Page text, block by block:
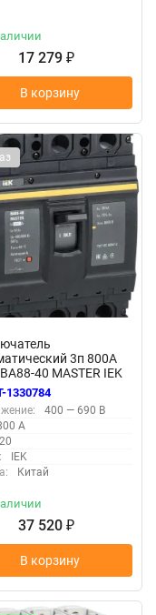
17 279 ₽
В корзину
3п 800А
40 MASTER IEK
3-0800-02
1330784
400 — 690 В
А
IEK
Китай
37 520 ₽
В корзину